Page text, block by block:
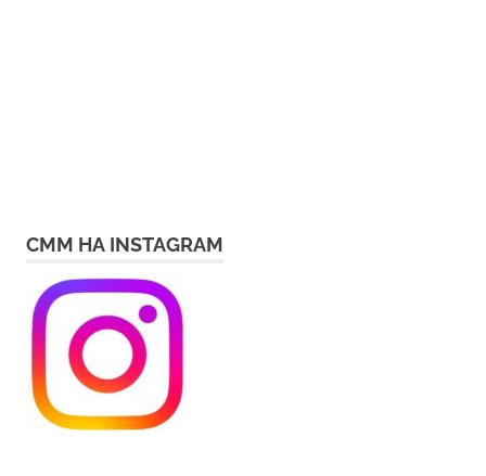
СММ НА INSTAGRAM